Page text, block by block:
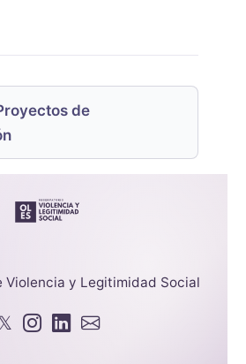
de
Violencia y Legitimidad Social